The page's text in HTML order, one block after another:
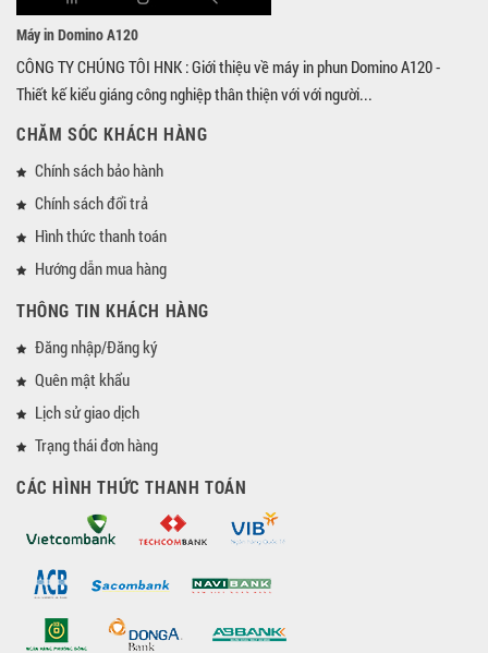
Máy in Domino A120
CÔNG TY CHÚNG TÔI HNK : Giới thiệu về máy in phun Domino A120 -
Thiết kế kiểu giáng công nghiệp thân thiện với với người...
CHĂM SÓC KHÁCH HÀNG
Chính sách bảo hành
Chính sách đổi trả
Hình thức thanh toán
Hướng dẫn mua hàng
THÔNG TIN KHÁCH HÀNG
Đăng nhập/Đăng ký
Quên mật khẩu
Lịch sử giao dịch
Trạng thái đơn hàng
CÁC HÌNH THỨC THANH TOÁN